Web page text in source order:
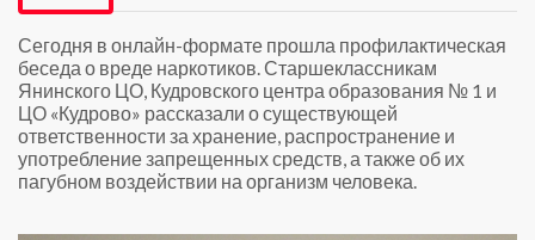
Сегодня в онлайн-формате прошла профилактическая
беседа о вреде наркотиков. Старшеклассникам
Янинского ЦО, Кудровского центра образования № 1 и
ЦО «Кудрово» рассказали о существующей
ответственности за хранение, распространение и
употребление запрещенных средств, а также об их
пагубном воздействии на организм человека.